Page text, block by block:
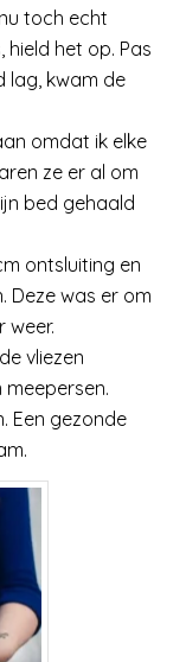
toch echt
hield het op. Pas
lag, kwam de
omdat ik elke
ze er al om
bed gehaald
ontsluiting en
Deze was er om
weer.
vliezen
Een gezonde